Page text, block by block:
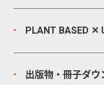
PLANT BASED ✕
出版物・冊子ダウ